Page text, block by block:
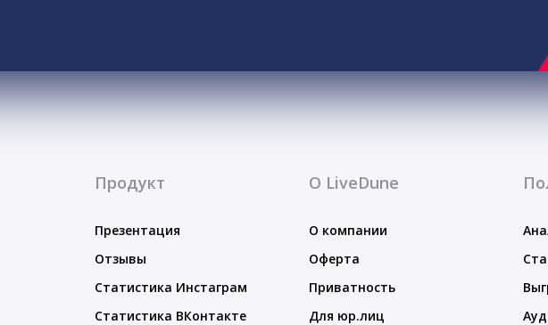
Продукт
Презентация
Отзывы
Статистика Инстаграм
Статистика ВКонтакте
О LiveDune
О компании
Оферта
Приватность
Для юр.лиц